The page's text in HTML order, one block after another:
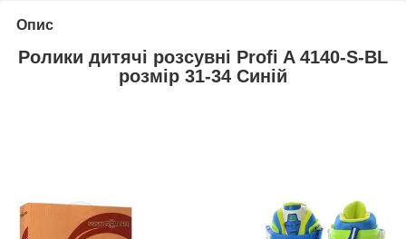
Опис
Ролики дитячі розсувні Profi A 4140-S-BL
розмір 31-34 Синій